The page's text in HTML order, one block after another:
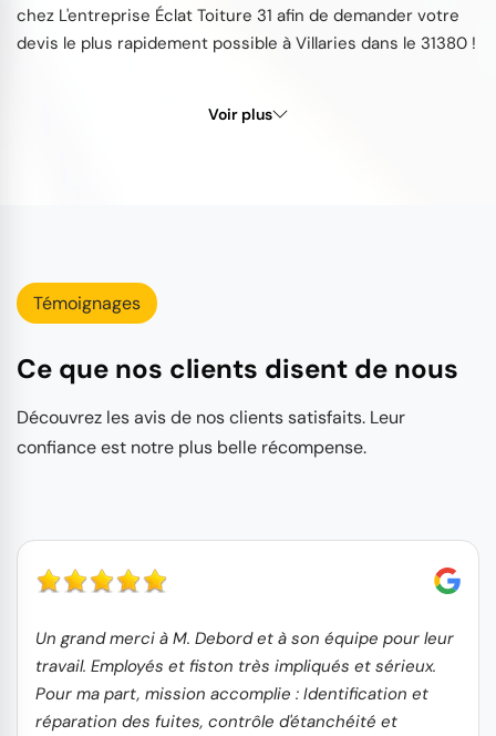
chez L'entreprise Éclat Toiture 31 afin de demander votre
devis le plus rapidement possible à Villaries dans le 31380 !
Voir plus
Témoignages
Ce que nos clients disent de nous
Découvrez les avis de nos clients satisfaits. Leur
confiance est notre plus belle récompense.
Un grand merci à M. Debord et à son équipe pour leur
travail. Employés et fiston très impliqués et sérieux.
Pour ma part, mission accomplie : Identification et
réparation des fuites, contrôle d'étanchéité et